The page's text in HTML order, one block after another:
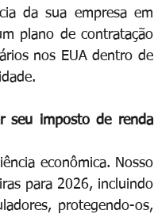
da sua empresa em
plano de contratação
nos EUA dentro de
seu imposto de renda
econômica. Nosso
para 2026, incluindo
protegendo-os,